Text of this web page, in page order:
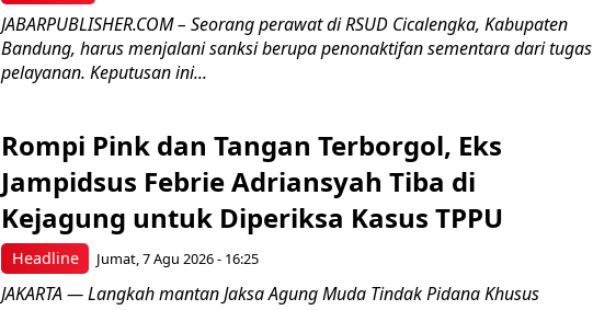
JABARPUBLISHER.COM – Seorang perawat di RSUD Cicalengka, Kabupaten
Bandung, harus menjalani sanksi berupa penonaktifan sementara dari tugas
pelayanan. Keputusan ini...
Headline
Rompi Pink dan Tangan Terborgol, Eks
Jampidsus Febrie Adriansyah Tiba di
Kejagung untuk Diperiksa Kasus TPPU
Jumat, 7 Agu 2026 - 16:25
JAKARTA — Langkah mantan Jaksa Agung Muda Tindak Pidana Khusus